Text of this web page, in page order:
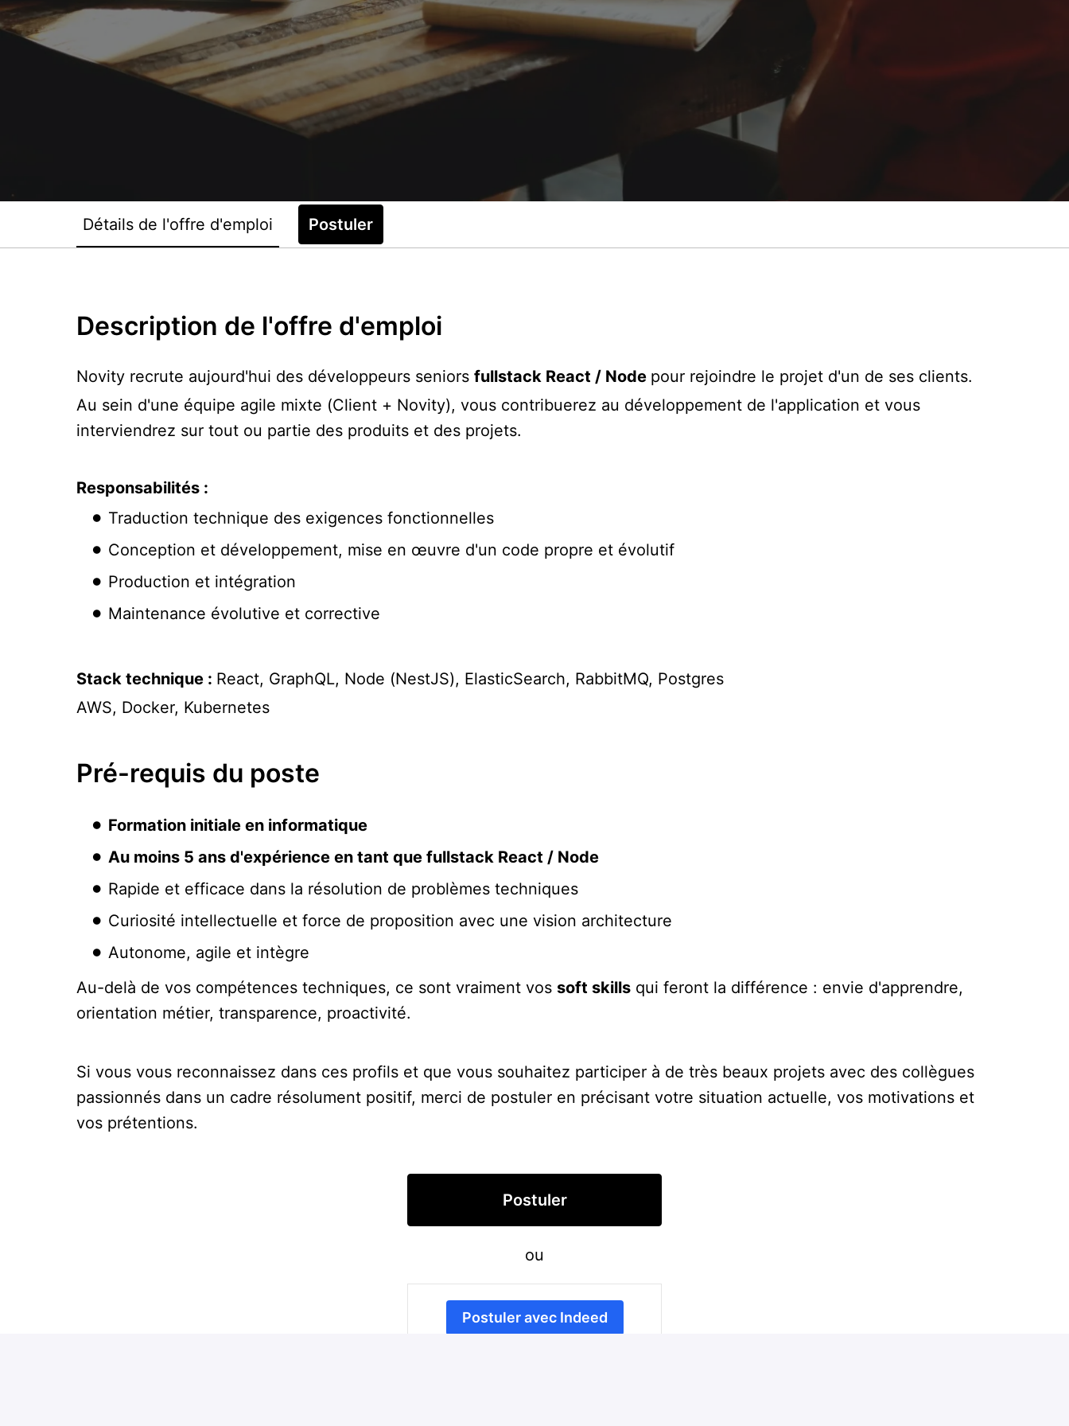
Détails de l'offre d'emploi Postuler
Description de l'offre d'emploi
Novity recrute aujourd'hui des développeurs seniors fullstack React / Node pour rejoindre le projet d'un de ses clients.
Au sein d'une équipe agile mixte (Client + Novity), vous contribuerez au développement de l'application et vous
interviendrez sur tout ou partie des produits et des projets.
Responsabilités :
Traduction technique des exigences fonctionnelles
Conception et développement, mise en œuvre d'un code propre et évolutif
Production et intégration
Maintenance évolutive et corrective
Stack technique : React, GraphQL, Node (NestJS), ElasticSearch, RabbitMQ, Postgres
AWS, Docker, Kubernetes
Pré-requis du poste
Formation initiale en informatique
Au moins 5 ans d'expérience en tant que fullstack React / Node
Rapide et efficace dans la résolution de problèmes techniques
Curiosité intellectuelle et force de proposition avec une vision architecture
Autonome, agile et intègre
Au-delà de vos compétences techniques, ce sont vraiment vos soft skills qui feront la différence : envie d'apprendre,
orientation métier, transparence, proactivité.
Si vous vous reconnaissez dans ces profils et que vous souhaitez participer à de très beaux projets avec des collègues
passionnés dans un cadre résolument positif, merci de postuler en précisant votre situation actuelle, vos motivations et
vos prétentions.
Postuler
ou
Postuler avec Indeed